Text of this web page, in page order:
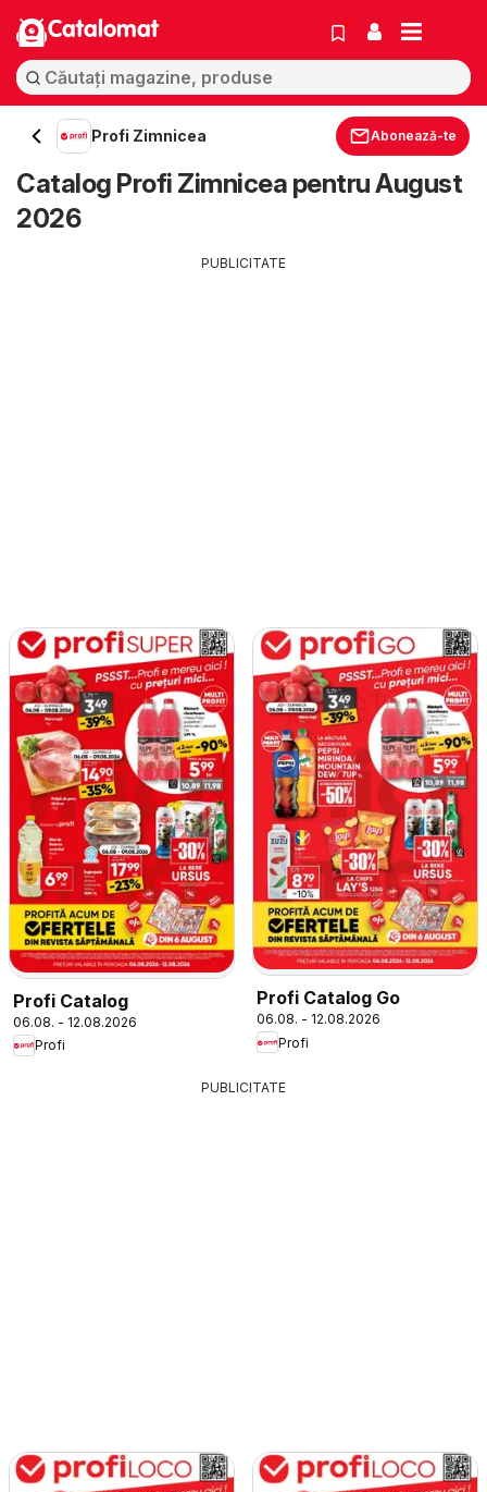
Catalomat
Profi Zimnicea Abonează-te
Catalog Profi Zimnicea pentru August
2026
PUBLICITATE
Profi Catalog
06.08. - 12.08.2026
Profi
Profi Catalog Go
06.08. - 12.08.2026
Profi
PUBLICITATE